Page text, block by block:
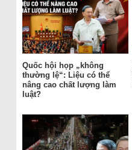
Quốc hội họp „không
thường lệ“: Liệu có thể
nâng cao chất lượng làm
luật?